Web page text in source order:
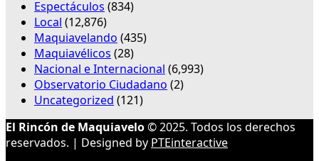
Espectáculos (834)
Local (12,876)
Maquiavelando (435)
Maquiavélicos (28)
Nacional e Internacional (6,993)
Observatorio Ciudadano (2)
Uncategorized (121)
El Rincón de Maquiavelo© 2025. Todos los derechos
reservados. | Designed by PTEinteractive